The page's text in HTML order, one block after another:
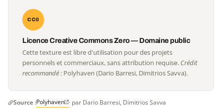
CC0
Licence Creative Commons Zero — Domaine public
Cette texture est libre d'utilisation pour des projets
personnels et commerciaux, sans attribution requise. Crédit
recommandé : Polyhaven (Dario Barresi, Dimitrios Savva).
Source :Polyhaven · par Dario Barresi, Dimitrios Savva